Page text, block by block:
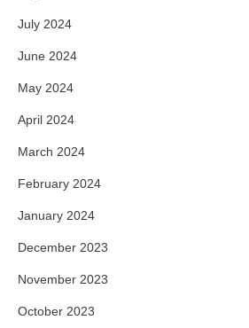
July 2024
June 2024
May 2024
April 2024
March 2024
February 2024
January 2024
December 2023
November 2023
October 2023